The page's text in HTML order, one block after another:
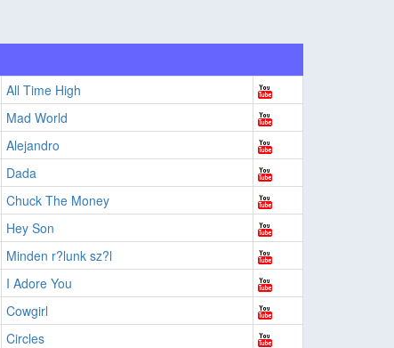
All Time High
Mad World
Alejandro
Dada
Chuck The Money
Hey Son
Minden r?lunk sz?l
I Adore You
Cowgirl
Circles